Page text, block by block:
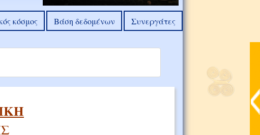
κόσμος Βάση δεδομένων Συνεργάτες